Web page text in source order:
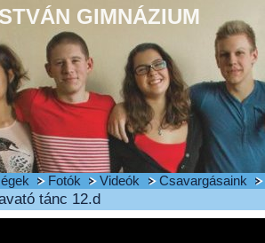
GIMNÁZIUM
Fotók Videók Csavargásaink
tánc 12.d